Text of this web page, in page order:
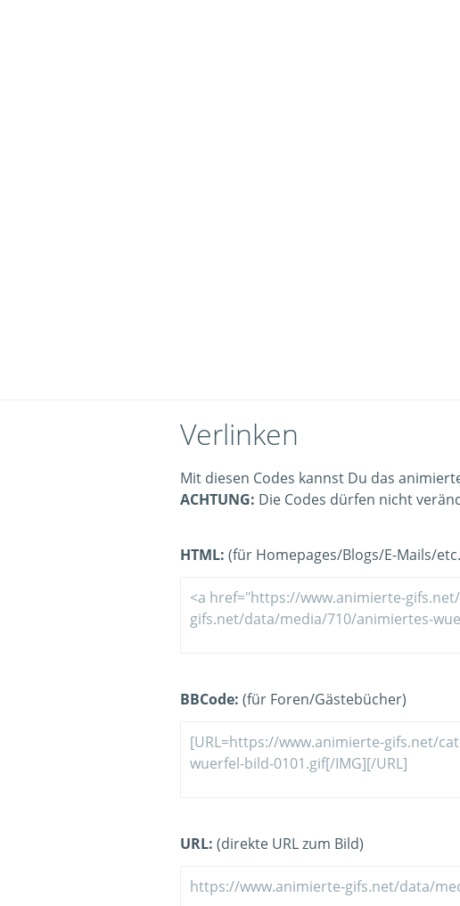
Verlinken
Mit diesen Codes kannst Du das
ACHTUNG: Die Codes dürfen nicht
HTML: (für Homepages/Blogs/E-Mails/
BBCode: (für Foren/Gästebücher)
URL: (direkte URL zum Bild)